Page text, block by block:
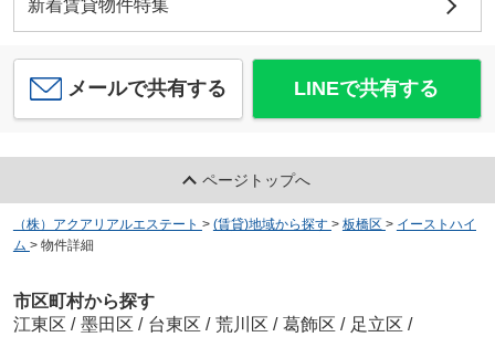
新着賃貸物件特集
メールで共有する LINEで共有する
ページトップへ
（株）アクアリアルエステート > (賃貸)地域から探す > 板橋区 > イーストハイ
ム > 物件詳細
市区町村から探す
江東区 / 墨田区 / 台東区 / 荒川区 / 葛飾区 / 足立区 /